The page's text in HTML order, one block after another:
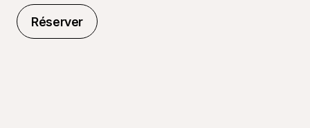
Réserver
Réserver